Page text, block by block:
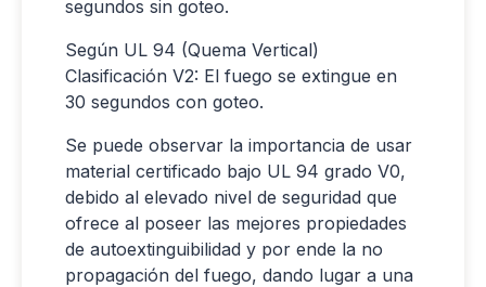
segundos sin goteo.
Según UL 94 (Quema Vertical)
Clasificación V2: El fuego se extingue en
30 segundos con goteo.
Se puede observar la importancia de usar
material certificado bajo UL 94 grado V0,
debido al elevado nivel de seguridad que
ofrece al poseer las mejores propiedades
de autoextinguibilidad y por ende la no
propagación del fuego, dando lugar a una